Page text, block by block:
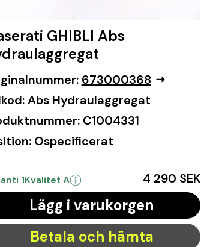
GHIBLI Abs
673000368
Abs Hydraulaggregat
C1004331
Ospecificerat
1Kvalitet A 4 290 SEK
Lägg i varukorgen
Betala och hämta